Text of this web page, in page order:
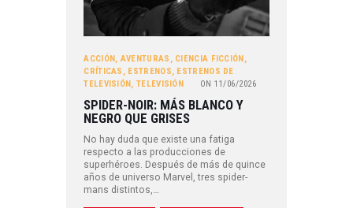
ACCIÓN , AVENTURAS , CIENCIA FICCIÓN ,
CRÍTICAS , ESTRENOS, ESTRENOS DE
TELEVISIÓN , TELEVISIÓN ON 11/06/2026
SPIDER-NOIR: MÁS BLANCO Y
NEGRO QUE GRISES
No hay duda que existe una fatiga
respecto a las producciones de
superhéroes. Después de más de quince
años de universo Marvel, tres spider-
mans distintos,…